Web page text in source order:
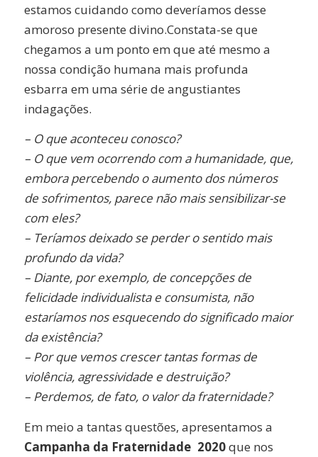
estamos cuidando como deveríamos desse
amoroso presente divino.Constata-se que
chegamos a um ponto em que até mesmo a
nossa condição humana mais profunda
esbarra em uma série de angustiantes
indagações.
– O que aconteceu conosco?
– O que vem ocorrendo com a humanidade, que,
embora percebendo o aumento dos números
de sofrimentos, parece não mais sensibilizar-se
com eles?
– Teríamos deixado se perder o sentido mais
profundo da vida?
– Diante, por exemplo, de concepções de
felicidade individualista e consumista, não
estaríamos nos esquecendo do significado maior
da existência?
– Por que vemos crescer tantas formas de
violência, agressividade e destruição?
– Perdemos, de fato, o valor da fraternidade?
Em meio a tantas questões, apresentamos a
Campanha da Fraternidade– 2020que nos